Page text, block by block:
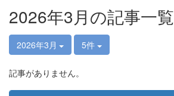
2026年3月の記事一覧
2026年3月 5件
記事がありません。